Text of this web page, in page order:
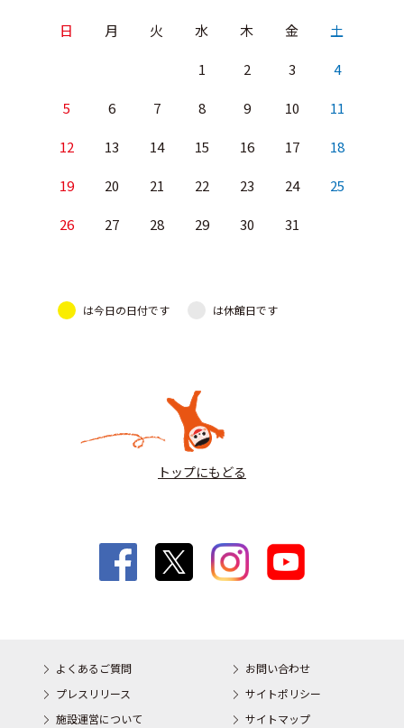
日 月 火 水 木 金 土
1 2 3 4
5 6 7 8 9 10 11
12 13 14 15 16 17 18
19 20 21 22 23 24 25
26 27 28 29 30 31
は今日の日付です は休館日です
トップにもどる
よくあるご質問
お問い合わせ
プレスリリース
サイトポリシー
施設運営について
サイトマップ